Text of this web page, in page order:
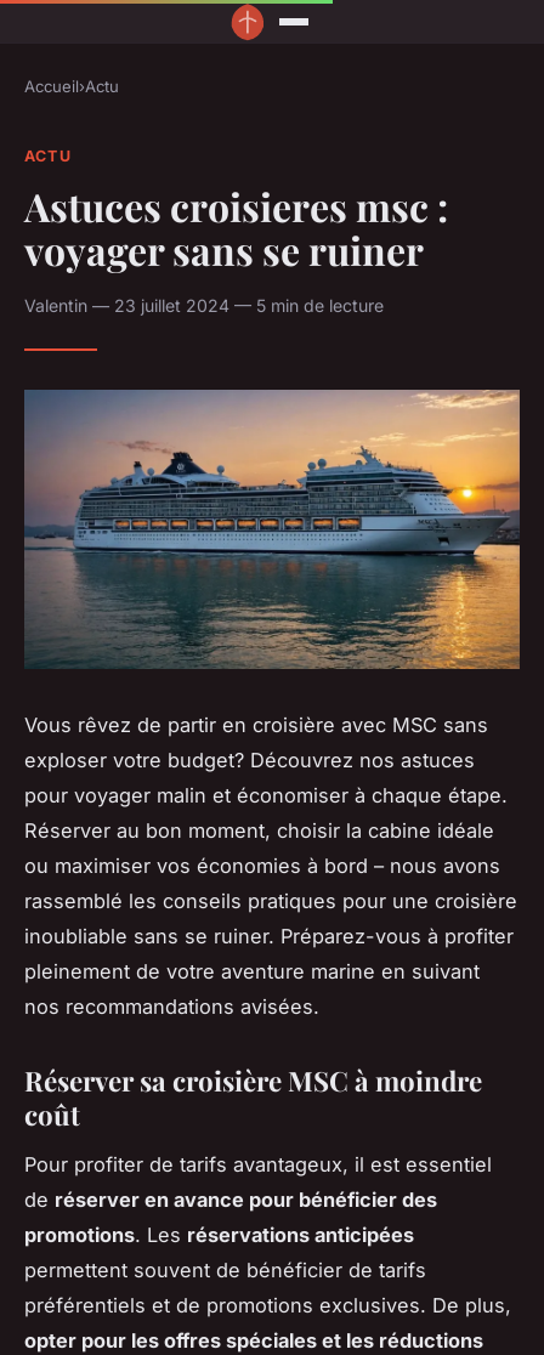
Accueil›Actu
ACTU
Astuces croisieres msc :
voyager sans se ruiner
Valentin — 23 juillet 2024 — 5 min de lecture
Vous rêvez de partir en croisière avec MSC sans
exploser votre budget? Découvrez nos astuces
pour voyager malin et économiser à chaque étape.
Réserver au bon moment, choisir la cabine idéale
ou maximiser vos économies à bord – nous avons
rassemblé les conseils pratiques pour une croisière
inoubliable sans se ruiner. Préparez-vous à profiter
pleinement de votre aventure marine en suivant
nos recommandations avisées.
Réserver sa croisière MSC à moindre
coût
Pour profiter de tarifs avantageux, il est essentiel
de réserver en avance pour bénéficier des
promotions. Les réservations anticipées
permettent souvent de bénéficier de tarifs
préférentiels et de promotions exclusives. De plus,
opter pour les offres spéciales et les réductions